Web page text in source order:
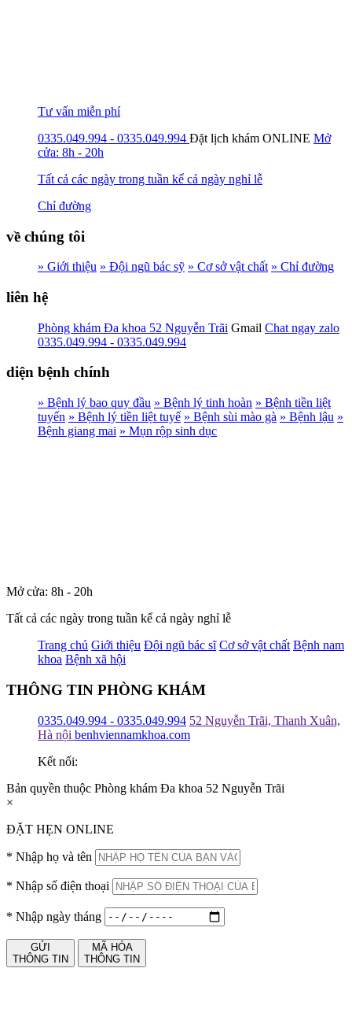
Tư vấn miễn phí
0335.049.994 - 0335.049.994 Đặt lịch khám ONLINE Mở
cửa: 8h - 20h
Tất cả các ngày trong tuần kể cả ngày nghỉ lễ
Chỉ đường
về chúng tôi
» Giới thiệu » Đội ngũ bác sỹ » Cơ sở vật chất » Chỉ đường
liên hệ
Phòng khám Đa khoa 52 Nguyễn Trãi Gmail Chat ngay zalo
0335.049.994 - 0335.049.994
diện bệnh chính
» Bệnh lý bao quy đầu » Bệnh lý tinh hoàn » Bệnh tiền liệt
tuyến » Bệnh lý tiền liệt tuyế » Bệnh sùi mào gà » Bệnh lậu »
Bệnh giang mai » Mụn rộp sinh dục
Mở cửa: 8h - 20h
Tất cả các ngày trong tuần kể cả ngày nghỉ lễ
Trang chủ Giới thiệu Đội ngũ bác sĩ Cơ sở vật chất Bệnh nam
khoa Bệnh xã hội
THÔNG TIN PHÒNG KHÁM
0335.049.994 - 0335.049.994 52 Nguyễn Trãi, Thanh Xuân,
Hà nội benhviennamkhoa.com
Kết nối:
Bản quyền thuộc Phòng khám Đa khoa 52 Nguyễn Trãi
×
ĐẶT HẸN ONLINE
* Nhập họ và tên
* Nhập số điện thoại
* Nhập ngày tháng
GỬI
THÔNG TIN
MÃ HÓA
THÔNG TIN